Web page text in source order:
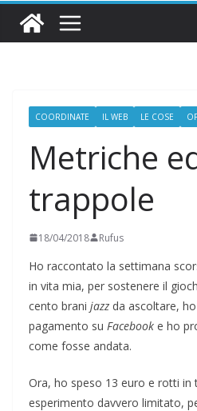
COORDINATE IL WEB LE COSE
Metriche
trappole
18/04/2018 Rufus
Ho raccontato la settimana
in vita mia, per sostenere il
cento brani jazz da ascoltare,
pagamento su Facebook e ho
come fosse andata.
Ora, ho speso 13 euro e rotti
esperimento davvero limitato,